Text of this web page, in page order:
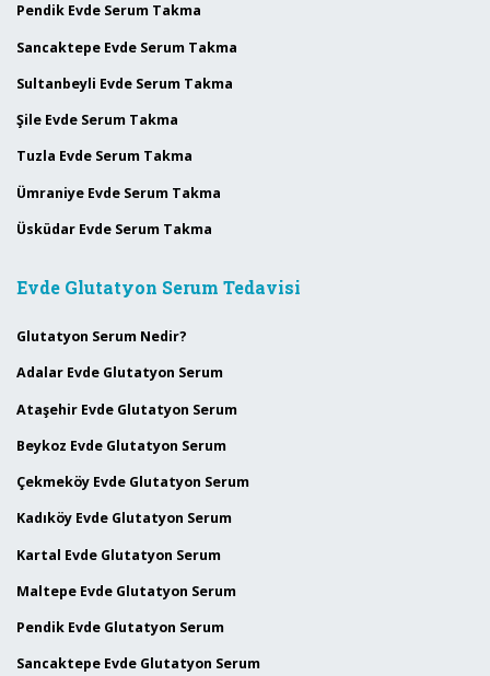
Pendik Evde Serum Takma
Sancaktepe Evde Serum Takma
Sultanbeyli Evde Serum Takma
Şile Evde Serum Takma
Tuzla Evde Serum Takma
Ümraniye Evde Serum Takma
Üsküdar Evde Serum Takma
Evde Glutatyon Serum Tedavisi
Glutatyon Serum Nedir?
Adalar Evde Glutatyon Serum
Ataşehir Evde Glutatyon Serum
Beykoz Evde Glutatyon Serum
Çekmeköy Evde Glutatyon Serum
Kadıköy Evde Glutatyon Serum
Kartal Evde Glutatyon Serum
Maltepe Evde Glutatyon Serum
Pendik Evde Glutatyon Serum
Sancaktepe Evde Glutatyon Serum